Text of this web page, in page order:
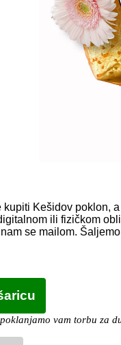
kupiti Kešidov poklon,
ili fizičkom
se mailom.
vam torbu za